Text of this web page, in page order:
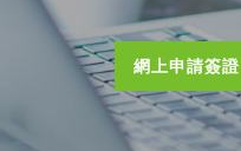
網上申請簽證